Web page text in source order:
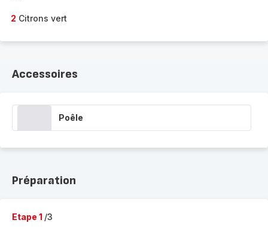
2 Citrons vert
Accessoires
Poêle
Préparation
Etape 1 /3